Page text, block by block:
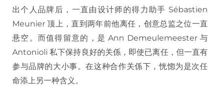
出个人品牌后，一直由设计师的得力助手 Sébastien
Meunier 顶上，直到两年前他离任，创意总监之位一直
悬空。而值得留意的，是 Ann Demeulemeester 与
Antonioli 私下保持良好的关係，即使已离任，但一直有
参与品牌的大小事。在这种合作关係下，恍惚为是次任
命添上另一种含义。